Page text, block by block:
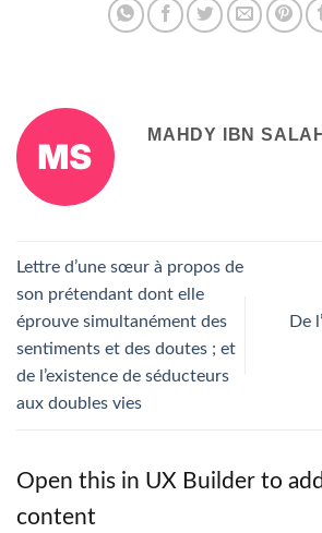
MAHDY IBN SALAH
Lettre d’une sœur à propos de
son prétendant dont elle
éprouve simultanément des
sentiments et des doutes ; et
de l’existence de séducteurs
aux doubles vies
De
Open this in UX Builder to
content